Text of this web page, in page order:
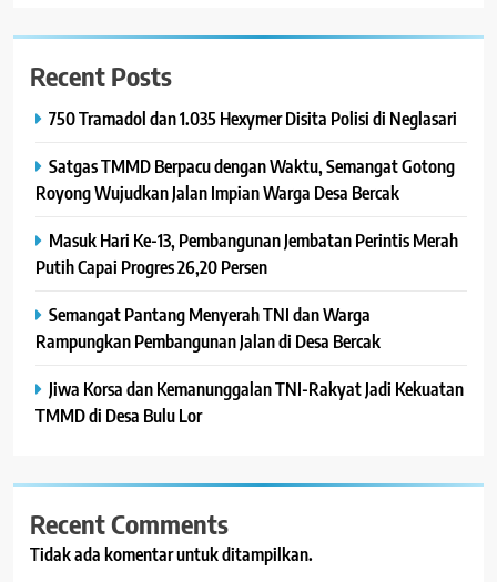
Recent Posts
750 Tramadol dan 1.035 Hexymer Disita Polisi di Neglasari
Satgas TMMD Berpacu dengan Waktu, Semangat Gotong
Royong Wujudkan Jalan Impian Warga Desa Bercak
Masuk Hari Ke-13, Pembangunan Jembatan Perintis Merah
Putih Capai Progres 26,20 Persen
Semangat Pantang Menyerah TNI dan Warga
Rampungkan Pembangunan Jalan di Desa Bercak
Jiwa Korsa dan Kemanunggalan TNI-Rakyat Jadi Kekuatan
TMMD di Desa Bulu Lor
Recent Comments
Tidak ada komentar untuk ditampilkan.